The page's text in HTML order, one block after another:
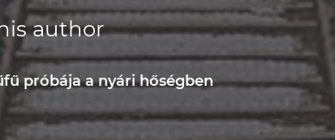
author
próbája a nyári hőségben